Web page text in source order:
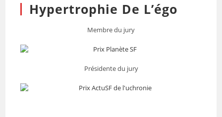
Hypertrophie De L’égo
Membre du jury
Présidente du jury